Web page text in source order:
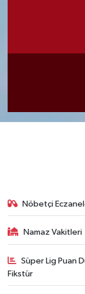
Nöbetçi
Namaz Vakitleri
Süper Lig Puan
Fikstür